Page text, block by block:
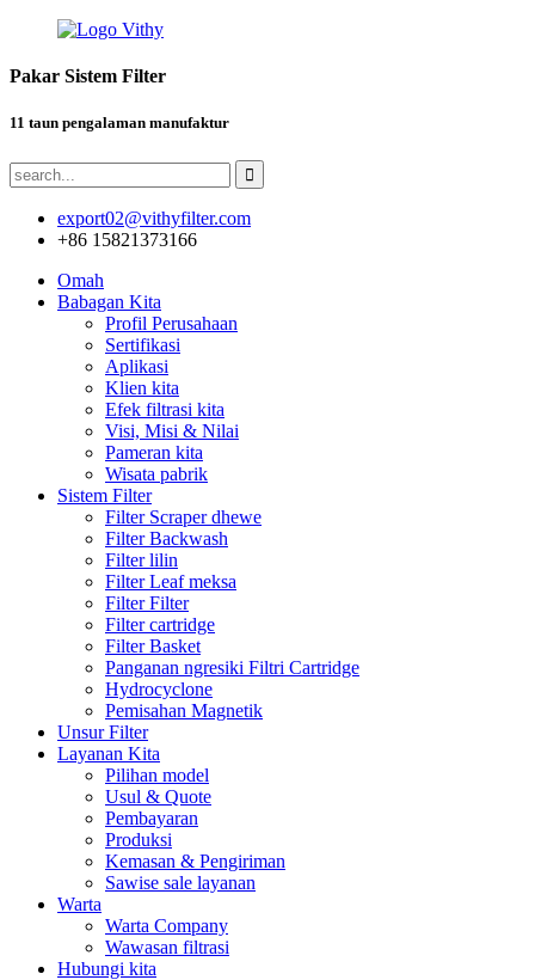
Pakar Sistem Filter
11 taun pengalaman manufaktur
export02@vithyfilter.com
+86 15821373166
Omah
Babagan Kita
Profil Perusahaan
Sertifikasi
Aplikasi
Klien kita
Efek filtrasi kita
Visi, Misi & Nilai
Pameran kita
Wisata pabrik
Sistem Filter
Filter Scraper dhewe
Filter Backwash
Filter lilin
Filter Leaf meksa
Filter Filter
Filter cartridge
Filter Basket
Panganan ngresiki Filtri Cartridge
Hydrocyclone
Pemisahan Magnetik
Unsur Filter
Layanan Kita
Pilihan model
Usul & Quote
Pembayaran
Produksi
Kemasan & Pengiriman
Sawise sale layanan
Warta
Warta Company
Wawasan filtrasi
Hubungi kita